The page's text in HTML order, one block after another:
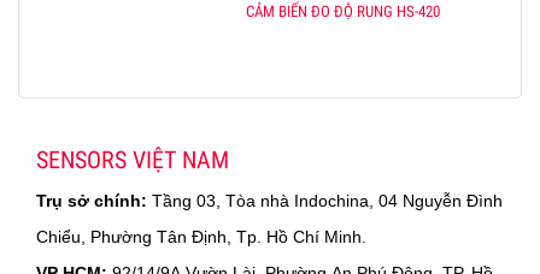
CẢM BIẾN ĐO ĐỘ RUNG HS-420
SENSORS VIỆT NAM
Trụ sở chính: Tầng 03, Tòa nhà Indochina, 04 Nguyễn Đình
Chiểu, Phường Tân Định, Tp. Hồ Chí Minh.